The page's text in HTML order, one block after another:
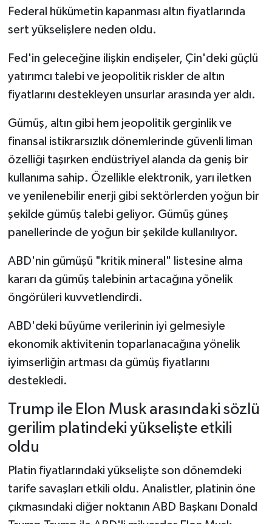
Federal hükümetin kapanması altın fiyatlarında
sert yükselişlere neden oldu.
Fed'in geleceğine ilişkin endişeler, Çin'deki güçlü
yatırımcı talebi ve jeopolitik riskler de altın
fiyatlarını destekleyen unsurlar arasında yer aldı.
Gümüş, altın gibi hem jeopolitik gerginlik ve
finansal istikrarsızlık dönemlerinde güvenli liman
özelliği taşırken endüstriyel alanda da geniş bir
kullanıma sahip. Özellikle elektronik, yarı iletken
ve yenilenebilir enerji gibi sektörlerden yoğun bir
şekilde gümüş talebi geliyor. Gümüş güneş
panellerinde de yoğun bir şekilde kullanılıyor.
ABD'nin gümüşü "kritik mineral" listesine alma
kararı da gümüş talebinin artacağına yönelik
öngörüleri kuvvetlendirdi.
ABD'deki büyüme verilerinin iyi gelmesiyle
ekonomik aktivitenin toparlanacağına yönelik
iyimserliğin artması da gümüş fiyatlarını
destekledi.
Trump ile Elon Musk arasındaki sözlü
gerilim platindeki yükselişte etkili
oldu
Platin fiyatlarındaki yükselişte son dönemdeki
tarife savaşları etkili oldu. Analistler, platinin öne
çıkmasındaki diğer noktanın ABD Başkanı Donald